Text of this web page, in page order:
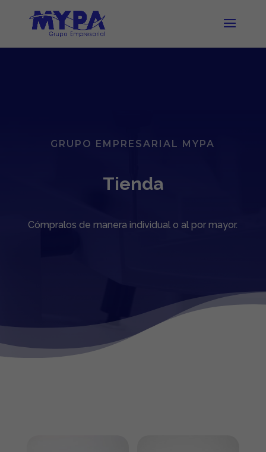
GRUPO EMPRESARIAL MYPA
Tienda
Cómpralos de manera individual o al por mayor.